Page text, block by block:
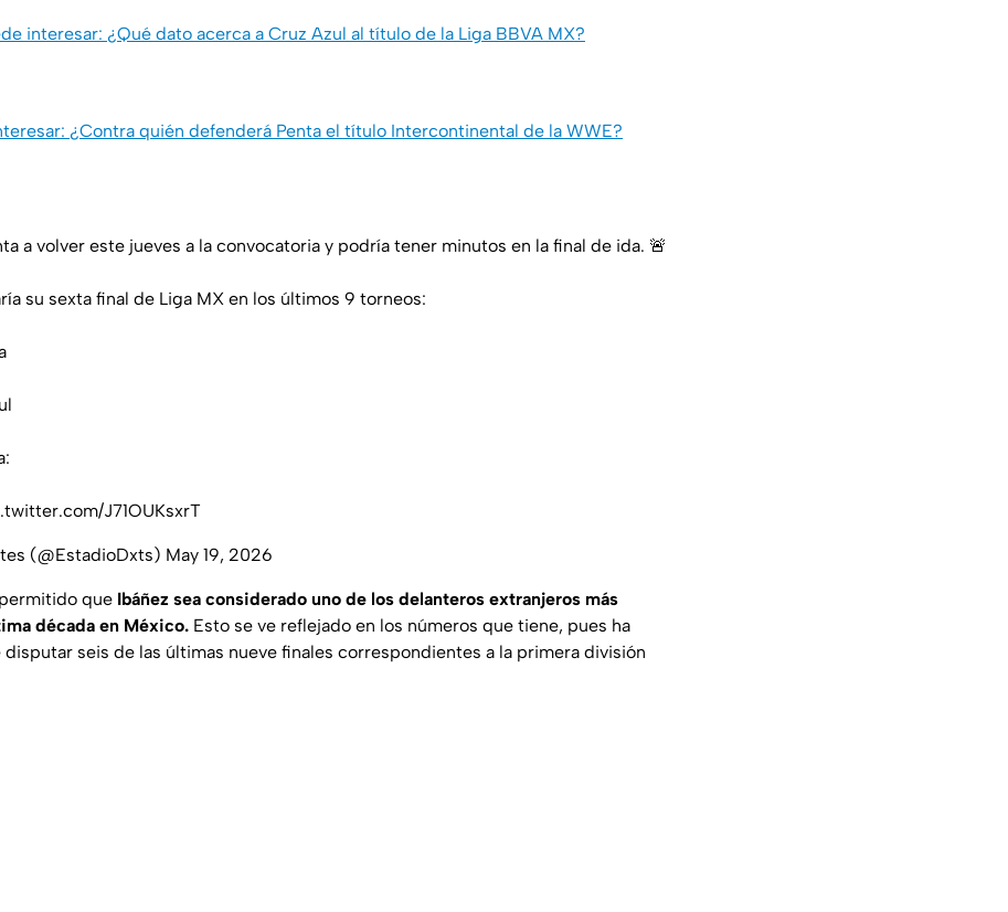
interesar: ¿Qué dato acerca a Cruz Azul al título de la Liga BBVA MX?
¿Contra quién defenderá Penta el título Intercontinental de la WWE?
a volver este jueves a la convocatoria y podría tener minutos en la final de ida. 🚨
su sexta final de Liga MX en los últimos 9 torneos:
J71OUKsxrT
(@EstadioDxts) May 19, 2026
que Ibáñez sea considerado uno de los delanteros extranjeros más
década en México. Esto se ve reflejado en los números que tiene, pues ha
seis de las últimas nueve finales correspondientes a la primera división